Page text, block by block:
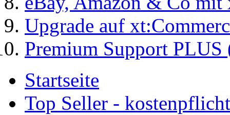
Upgrade auf
Premium Support
Startseite
Top Seller -